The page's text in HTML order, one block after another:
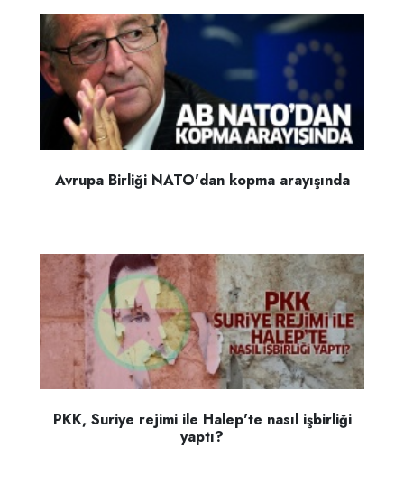
Avrupa Birliği NATO'dan kopma arayışında
PKK, Suriye rejimi ile Halep'te nasıl işbirliği
yaptı?